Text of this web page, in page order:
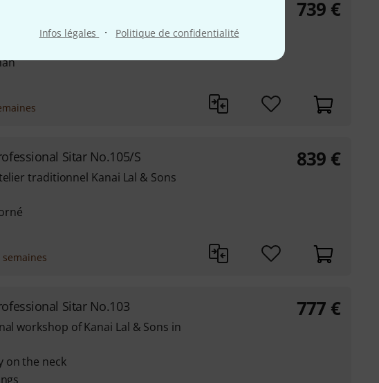
Infos légales · Politique de confidentialité
traditionnel Kanai Lal & Sons
739 €
Sitar No.105/S
traditionnel Kanai Lal & Sons
839 €
Sitar No.103
workshop of Kanai Lal & Sons in
on the neck
777 €